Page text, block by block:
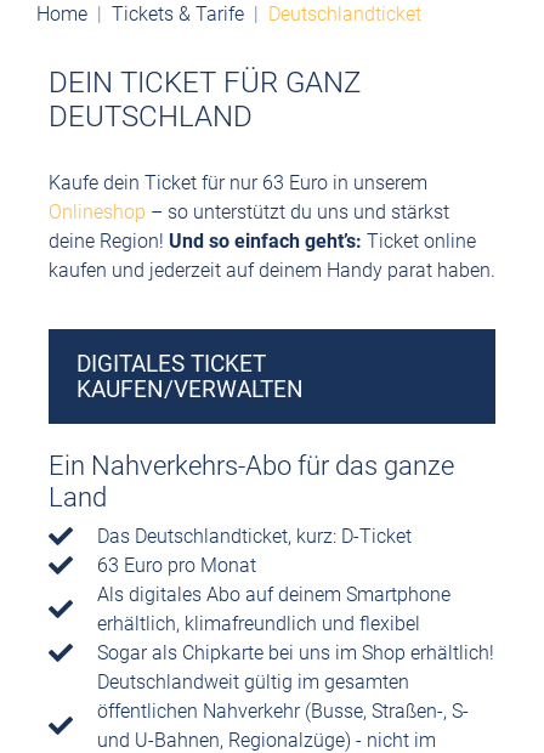
Home Tickets & Tarife Deutschlandticket
DEIN TICKET FÜR GANZ
DEUTSCHLAND
Kaufe dein Ticket für nur 63 Euro in unserem
Onlineshop – so unterstützt du uns und stärkst
deine Region! Und so einfach geht’s: Ticket online
kaufen und jederzeit auf deinem Handy parat haben.
DIGITALES TICKET
KAUFEN/VERWALTEN
Ein Nahverkehrs-Abo für das ganze
Land
Das Deutschlandticket, kurz: D-Ticket
63 Euro pro Monat
Als digitales Abo auf deinem Smartphone
erhältlich, klimafreundlich und flexibel
Sogar als Chipkarte bei uns im Shop erhältlich!
Deutschlandweit gültig im gesamten
öffentlichen Nahverkehr (Busse, Straßen-, S-
und U-Bahnen, Regionalzüge) - nicht im